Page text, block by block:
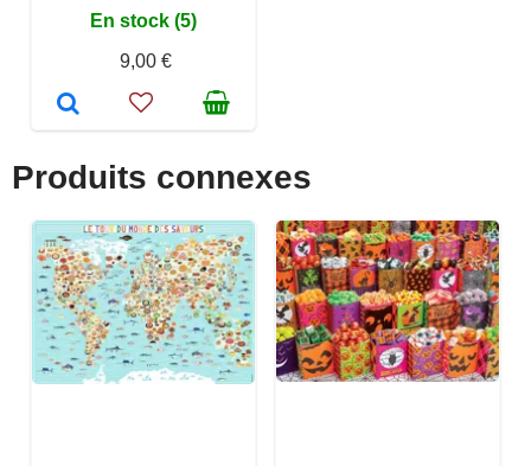
En stock (5)
9,00 €
Produits connexes